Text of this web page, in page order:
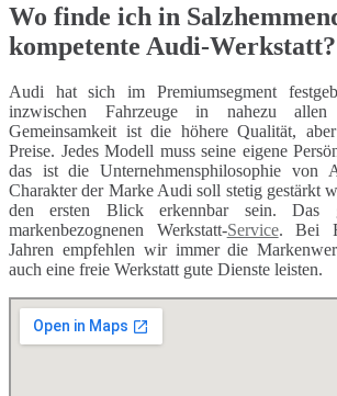
Wo finde ich in
kompetente Audi-Werkstatt?
Audi hat sich im Premiumsegment
inzwischen Fahrzeuge in nahezu
Gemeinsamkeit ist die höhere Qualität,
Preise. Jedes Modell muss seine eigene
das ist die Unternehmensphilosophie von
Charakter der Marke Audi soll stetig gestärkt
den ersten Blick erkennbar sein.
markenbezognenen Werkstatt-Service. Bei
Jahren empfehlen wir immer die
auch eine freie Werkstatt gute Dienste leisten.